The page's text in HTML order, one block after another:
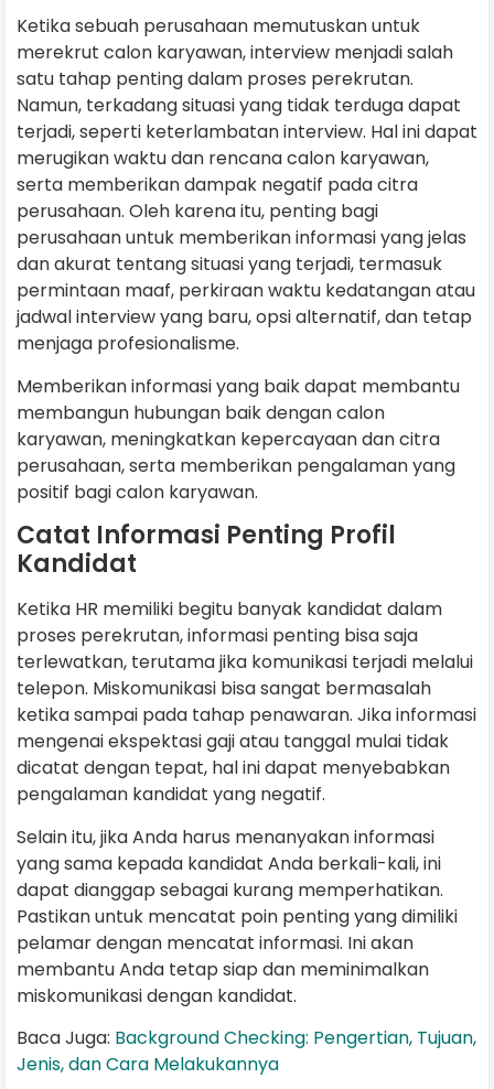
Ketika sebuah perusahaan memutuskan untuk
merekrut calon karyawan, interview menjadi salah
satu tahap penting dalam proses perekrutan.
Namun, terkadang situasi yang tidak terduga dapat
terjadi, seperti keterlambatan interview. Hal ini dapat
merugikan waktu dan rencana calon karyawan,
serta memberikan dampak negatif pada citra
perusahaan. Oleh karena itu, penting bagi
perusahaan untuk memberikan informasi yang jelas
dan akurat tentang situasi yang terjadi, termasuk
permintaan maaf, perkiraan waktu kedatangan atau
jadwal interview yang baru, opsi alternatif, dan tetap
menjaga profesionalisme.
Memberikan informasi yang baik dapat membantu
membangun hubungan baik dengan calon
karyawan, meningkatkan kepercayaan dan citra
perusahaan, serta memberikan pengalaman yang
positif bagi calon karyawan.
Catat Informasi Penting Profil
Kandidat
Ketika HR memiliki begitu banyak kandidat dalam
proses perekrutan, informasi penting bisa saja
terlewatkan, terutama jika komunikasi terjadi melalui
telepon. Miskomunikasi bisa sangat bermasalah
ketika sampai pada tahap penawaran. Jika informasi
mengenai ekspektasi gaji atau tanggal mulai tidak
dicatat dengan tepat, hal ini dapat menyebabkan
pengalaman kandidat yang negatif.
Selain itu, jika Anda harus menanyakan informasi
yang sama kepada kandidat Anda berkali-kali, ini
dapat dianggap sebagai kurang memperhatikan.
Pastikan untuk mencatat poin penting yang dimiliki
pelamar dengan mencatat informasi. Ini akan
membantu Anda tetap siap dan meminimalkan
miskomunikasi dengan kandidat.
Baca Juga: Background Checking: Pengertian, Tujuan,
Jenis, dan Cara Melakukannya